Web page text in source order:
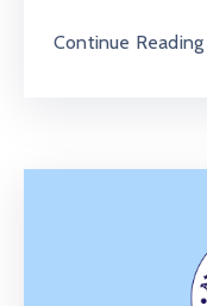
Continue Reading